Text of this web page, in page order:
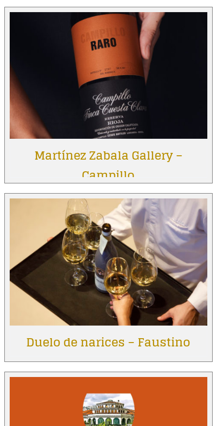
Martínez Zabala Gallery –
Campillo
Duelo de narices – Faustino